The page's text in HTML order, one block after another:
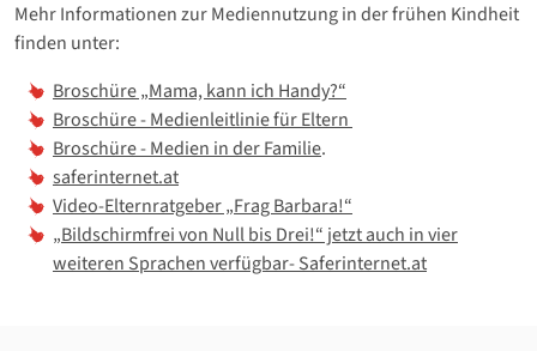
Mehr Informationen zur Mediennutzung in der frühen Kindheit
finden unter:
Broschüre „Mama, kann ich Handy?“
Broschüre - Medienleitlinie für Eltern
Broschüre - Medien in der Familie.
saferinternet.at
Video-Elternratgeber „Frag Barbara!“
„Bildschirmfrei von Null bis Drei!“ jetzt auch in vier
weiteren Sprachen verfügbar- Saferinternet.at